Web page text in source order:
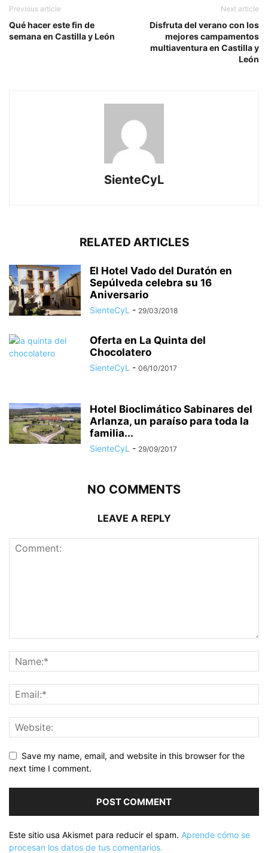
Previous article
Qué hacer este fin de
semana en Castilla y León
Next article
Disfruta del verano con los
mejores campamentos
multiaventura en Castilla y
León
SienteCyL
RELATED ARTICLES
El Hotel Vado del Duratón en
Sepúlveda celebra su 16
Aniversario
SienteCyL - 29/03/2018
Oferta en La Quinta del
Chocolatero
SienteCyL - 06/10/2017
Hotel Bioclimático Sabinares del
Arlanza, un paraíso para toda la
familia...
SienteCyL - 29/09/2017
NO COMMENTS
LEAVE A REPLY
Save my name, email, and website in this browser for the
next time I comment.
Este sitio usa Akismet para reducir el spam. Aprende cómo se
procesan los datos de tus comentarios.